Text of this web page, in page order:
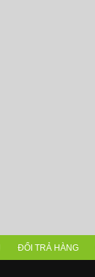
ĐỔI TRẢ HÀNG